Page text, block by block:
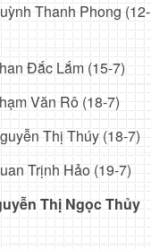
Thanh Phong (12-
Đắc Lắm (15-7)
Văn Rô (18-7)
Thị Thúy (18-7)
Trịnh Hảo (19-7)
Thị Ngọc Thủy